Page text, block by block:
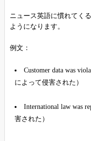
ニュース英語に慣れてく
ようになります。
例文：
Customer data was
によって侵害された）
International law was
害された）